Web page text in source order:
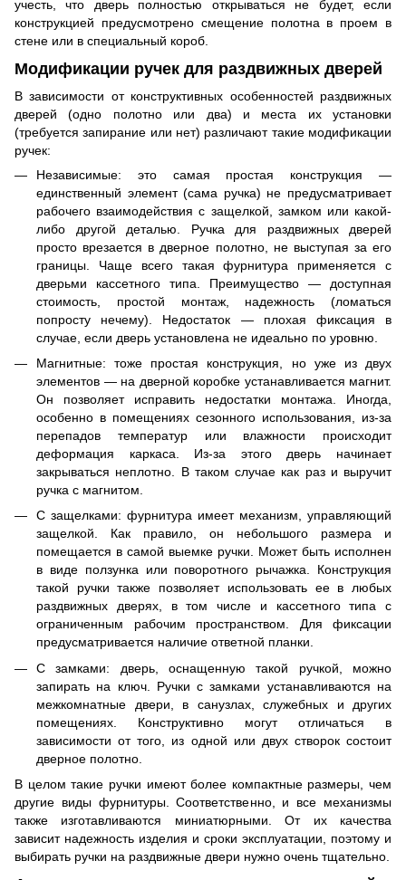
учесть, что дверь полностью открываться не будет, если
конструкцией предусмотрено смещение полотна в проем в
стене или в специальный короб.
Модификации ручек для раздвижных дверей
В зависимости от конструктивных особенностей раздвижных
дверей (одно полотно или два) и места их установки
(требуется запирание или нет) различают такие модификации
ручек:
Независимые: это самая простая конструкция —
единственный элемент (сама ручка) не предусматривает
рабочего взаимодействия с защелкой, замком или какой-
либо другой деталью. Ручка для раздвижных дверей
просто врезается в дверное полотно, не выступая за его
границы. Чаще всего такая фурнитура применяется с
дверьми кассетного типа. Преимущество — доступная
стоимость, простой монтаж, надежность (ломаться
попросту нечему). Недостаток — плохая фиксация в
случае, если дверь установлена не идеально по уровню.
Магнитные: тоже простая конструкция, но уже из двух
элементов — на дверной коробке устанавливается магнит.
Он позволяет исправить недостатки монтажа. Иногда,
особенно в помещениях сезонного использования, из-за
перепадов температур или влажности происходит
деформация каркаса. Из-за этого дверь начинает
закрываться неплотно. В таком случае как раз и выручит
ручка с магнитом.
С защелками: фурнитура имеет механизм, управляющий
защелкой. Как правило, он небольшого размера и
помещается в самой выемке ручки. Может быть исполнен
в виде ползунка или поворотного рычажка. Конструкция
такой ручки также позволяет использовать ее в любых
раздвижных дверях, в том числе и кассетного типа с
ограниченным рабочим пространством. Для фиксации
предусматривается наличие ответной планки.
С замками: дверь, оснащенную такой ручкой, можно
запирать на ключ. Ручки с замками устанавливаются на
межкомнатные двери, в санузлах, служебных и других
помещениях. Конструктивно могут отличаться в
зависимости от того, из одной или двух створок состоит
дверное полотно.
В целом такие ручки имеют более компактные размеры, чем
другие виды фурнитуры. Соответственно, и все механизмы
также изготавливаются миниатюрными. От их качества
зависит надежность изделия и сроки эксплуатации, поэтому и
выбирать ручки на раздвижные двери нужно очень тщательно.